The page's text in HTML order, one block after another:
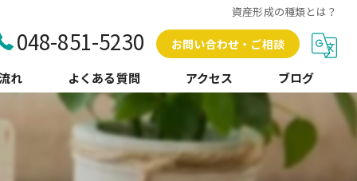
資産形成の種類とは？
048-851-5230 お問い合わせ・ご相談
れ よくある質問 アクセス ブログ
コラム